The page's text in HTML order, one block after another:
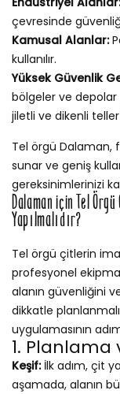
çevresinde
Kamusal Alanlar:
kullanılır.
Yüksek Güvenlik
bölgeler ve
jiletli ve dikenli
Tel örgü Dalaman,
sunar ve geniş
gereksinimlerinizi
Dalaman için Tel
Yapılmalıdır?
Tel örgü çitlerin
profesyonel
alanın güvenliğini
dikkatle
uygulamasının
1. Planlama
Keşif:İlk adım, çit
aşamada, alanın